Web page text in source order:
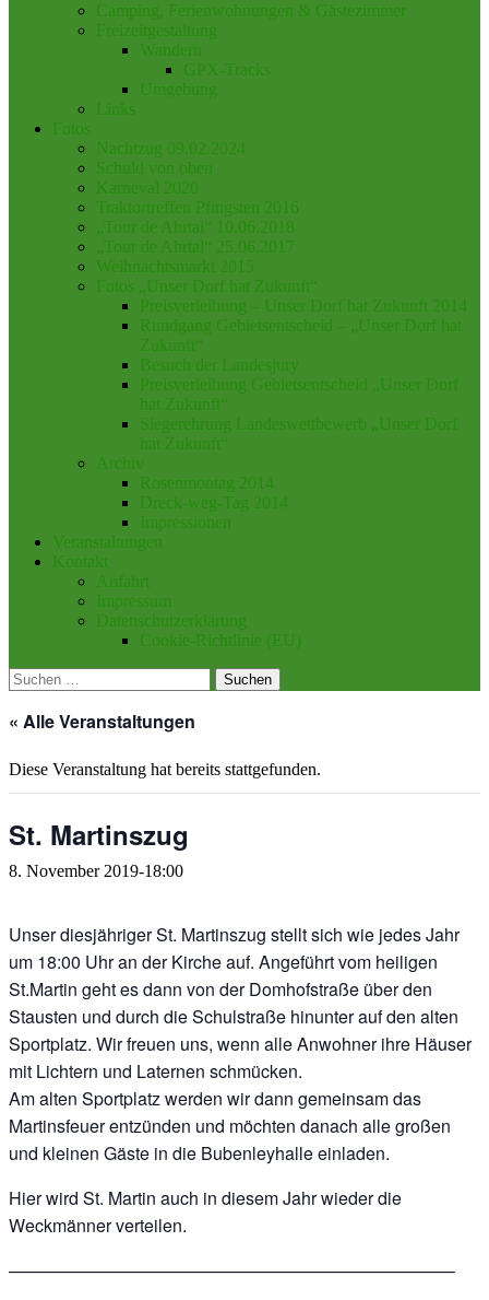
Camping, Ferienwohnungen & Gästezimmer
Freizeitgestaltung
Wandern
GPX-Tracks
Umgebung
Links
Fotos
Nachtzug 09.02.2024
Schuld von oben
Karneval 2020
Traktortreffen Pfingsten 2016
„Tour de Ahrtal“ 10.06.2018
„Tour de Ahrtal“ 25.06.2017
Weihnachtsmarkt 2015
Fotos „Unser Dorf hat Zukunft“
Preisverleihung – Unser Dorf hat Zukunft 2014
Rundgang Gebietsentscheid – „Unser Dorf hat
Zukunft“
Besuch der Landesjury
Preisverleihung Gebietsentscheid „Unser Dorf
hat Zukunft“
Siegerehrung Landeswettbewerb „Unser Dorf
hat Zukunft“
Archiv
Rosenmontag 2014
Dreck-weg-Tag 2014
Impressionen
Veranstaltungen
Kontakt
Anfahrt
Impressum
Datenschutzerklärung
Cookie-Richtlinie (EU)
Suchen
nach:
« Alle Veranstaltungen
Diese Veranstaltung hat bereits stattgefunden.
St. Martinszug
8. November 2019-18:00
Unser diesjähriger St. Martinszug stellt sich wie jedes Jahr
um 18:00 Uhr an der Kirche auf. Angeführt vom heiligen
St.Martin geht es dann von der Domhofstraße über den
Stausten und durch die Schulstraße hinunter auf den alten
Sportplatz. Wir freuen uns, wenn alle Anwohner ihre Häuser
mit Lichtern und Laternen schmücken.
Am alten Sportplatz werden wir dann gemeinsam das
Martinsfeuer entzünden und möchten danach alle großen
und kleinen Gäste in die Bubenleyhalle einladen.
Hier wird St. Martin auch in diesem Jahr wieder die
Weckmänner verteilen.
—————————————————————————–